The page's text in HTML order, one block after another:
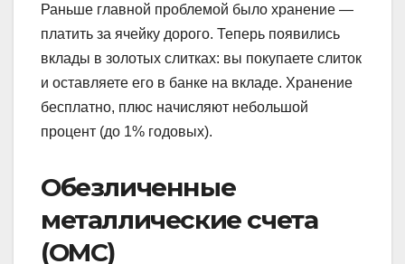
Раньше главной проблемой было хранение —
платить за ячейку дорого. Теперь появились
вклады в золотых слитках: вы покупаете слиток
и оставляете его в банке на вкладе. Хранение
бесплатно, плюс начисляют небольшой
процент (до 1% годовых).
Обезличенные
металлические счета
(ОМС)